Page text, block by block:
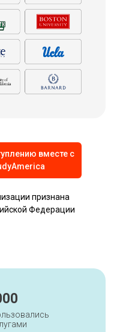
вместе с
признана
Федерации